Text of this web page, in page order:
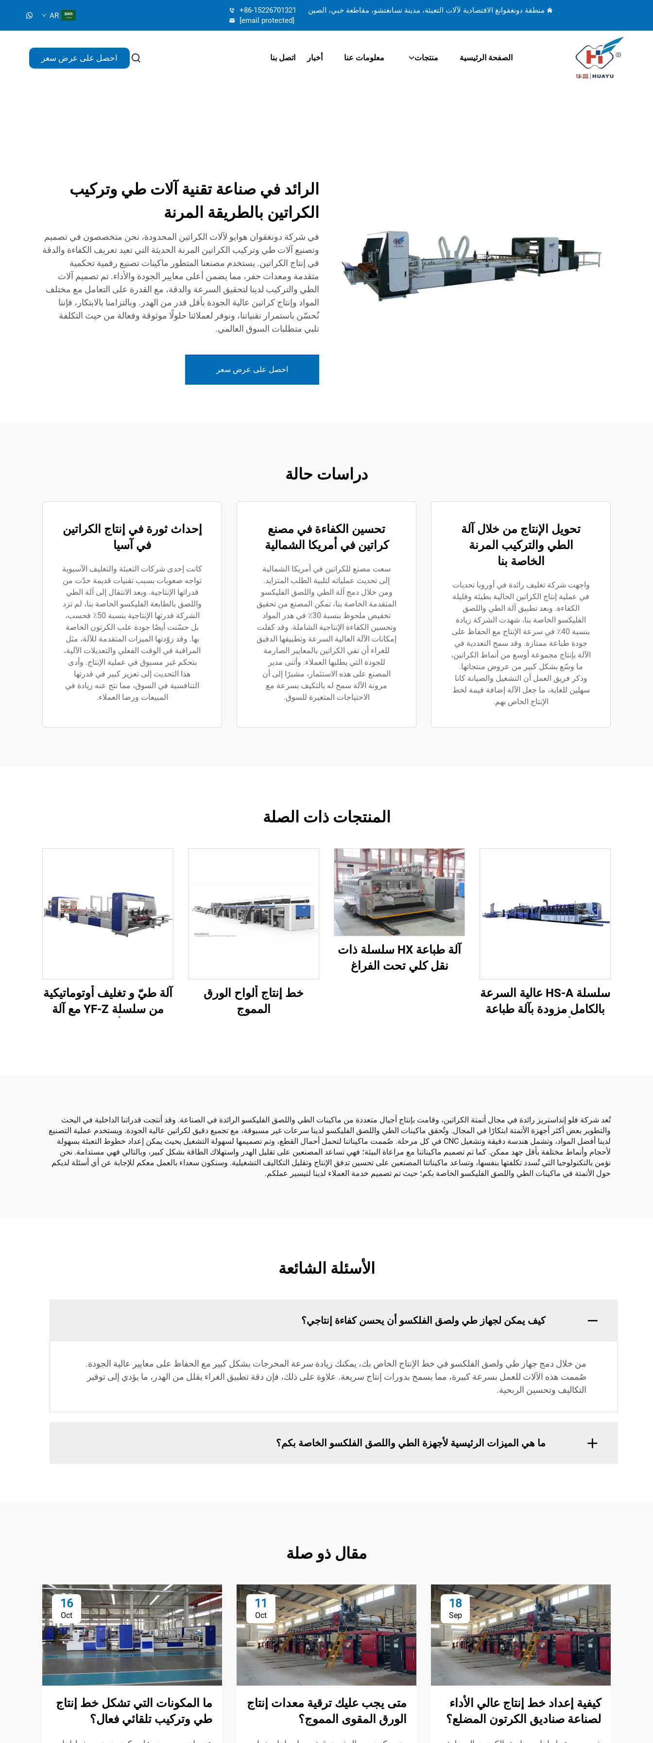
منطقة دونغقوانغ الاقتصادية لآلات التعبئة، مدينة تسانغتشو، مقاطعة خبي، الصين
+86-15226701321
[email protected]
AR
الصفحة الرئيسية منتجات معلومات عنا أخبار اتصل بنا احصل على عرض سعر
الرائد في صناعة تقنية آلات طي وتركيب
الكراتين بالطريقة المرنة
في شركة دونغقوان هوايو لآلات الكراتين المحدودة، نحن متخصصون في تصميم
وتصنيع آلات طي وتركيب الكراتين المرنة الحديثة التي تعيد تعريف الكفاءة والدقة
في إنتاج الكراتين. يستخدم مصنعنا المتطور ماكينات تصنيع رقمية تحكمية
متقدمة ومعدات حفر، مما يضمن أعلى معايير الجودة والأداء. تم تصميم آلات
الطي والتركيب لدينا لتحقيق السرعة والدقة، مع القدرة على التعامل مع مختلف
المواد وإنتاج كراتين عالية الجودة بأقل قدر من الهدر. وبالتزامنا بالابتكار، فإننا
نُحسّن باستمرار تقنياتنا، ونوفر لعملائنا حلولًا موثوقة وفعالة من حيث التكلفة
تلبي متطلبات السوق العالمي.
احصل على عرض سعر
دراسات حالة
تحويل الإنتاج من خلال آلة
الطي والتركيب المرنة
الخاصة بنا
واجهت شركة تغليف رائدة في أوروبا تحديات
في عملية إنتاج الكراتين الحالية بطيئة وقليلة
الكفاءة. وبعد تطبيق آلة الطي واللصق
الفليكسو الخاصة بنا، شهدت الشركة زيادة
بنسبة 40٪ في سرعة الإنتاج مع الحفاظ على
جودة طباعة ممتازة. وقد سمح التعددية في
الآلة بإنتاج مجموعة أوسع من أنماط الكراتين،
ما وسّع بشكل كبير من عروض منتجاتها.
وذكر فريق العمل أن التشغيل والصيانة كانا
سهلين للغاية، ما جعل الآلة إضافة قيمة لخط
الإنتاج الخاص بهم.
تحسين الكفاءة في مصنع
كراتين في أمريكا الشمالية
سعت مصنع للكراتين في أمريكا الشمالية
إلى تحديث عملياته لتلبية الطلب المتزايد.
ومن خلال دمج آلة الطي واللصق الفليكسو
المتقدمة الخاصة بنا، تمكن المصنع من تحقيق
تخفيض ملحوظ بنسبة 30٪ في هدر المواد
وتحسين الكفاءة الإنتاجية الشاملة. وقد كفلت
إمكانات الآلة العالية السرعة وتطبيقها الدقيق
للغراء أن تفي الكراتين بالمعايير الصارمة
للجودة التي يطلبها العملاء. وأثنى مدير
المصنع على هذه الاستثمار، مشيرًا إلى أن
مرونة الآلة سمح له بالتكيف بسرعة مع
الاحتياجات المتغيرة للسوق.
إحداث ثورة في إنتاج الكراتين
في آسيا
كانت إحدى شركات التعبئة والتغليف الآسيوية
تواجه صعوبات بسبب تقنيات قديمة حدّت من
قدراتها الإنتاجية. وبعد الانتقال إلى آلة الطي
واللصق بالطابعة الفليكسو الخاصة بنا، لم تزد
الشركة قدرتها الإنتاجية بنسبة 50٪ فحسب،
بل حسّنت أيضًا جودة علب الكرتون الخاصة
بها. وقد زوّدتها الميزات المتقدمة للآلة، مثل
المراقبة في الوقت الفعلي والتعديلات الآلية،
بتحكم غير مسبوق في عملية الإنتاج. وأدى
هذا التحديث إلى تعزيز كبير في قدرتها
التنافسية في السوق، مما نتج عنه زيادة في
المبيعات ورضا العملاء.
المنتجات ذات الصلة
سلسلة HS-A عالية السرعة
بالكامل مزودة بآلة طباعة
آلة طباعة HX سلسلة ذات
نقل كلي تحت الفراغ
خط إنتاج ألواح الورق
المموج
آلة طيّ و تغليف أوتوماتيكية
من سلسلة YF-Z مع آلة
تُعد شركة فلو إنداستريز رائدة في مجال أتمتة الكراتين، وقامت بإنتاج أجيال متعددة من ماكينات الطي واللصق الفليكسو الرائدة في الصناعة. وقد أنتجت قدراتنا الداخلية في البحث
والتطوير بعض أكثر أجهزة الأتمتة ابتكارًا في المجال. وتُحقق ماكينات الطي واللصق الفليكسو لدينا سرعات غير مسبوقة، مع تجميع دقيق لكراتين عالية الجودة. ويستخدم عملية التصنيع
لدينا أفضل المواد، وتشمل هندسة دقيقة وتشغيل CNC في كل مرحلة. صُممت ماكيناتنا لتحمل أحمال القطع، وتم تصميمها لسهولة التشغيل بحيث يمكن إعداد خطوط التعبئة بسهولة
لأحجام وأنماط مختلفة بأقل جهد ممكن. كما تم تصميم ماكيناتنا مع مراعاة البيئة؛ فهي تساعد المصنعين على تقليل الهدر واستهلاك الطاقة بشكل كبير، وبالتالي فهي مستدامة. نحن
نؤمن بالتكنولوجيا التي تُسدد تكلفتها بنفسها، وتساعد ماكيناتنا المصنعين على تحسين تدفق الإنتاج وتقليل التكاليف التشغيلية. وسنكون سعداء بالعمل معكم للإجابة عن أي أسئلة لديكم
حول الأتمتة في ماكينات الطي واللصق الفليكسو الخاصة بكم؛ حيث تم تصميم خدمة العملاء لدينا لتيسير عملكم.
الأسئلة الشائعة
كيف يمكن لجهاز طي ولصق الفلكسو أن يحسن كفاءة إنتاجي؟
من خلال دمج جهاز طي ولصق الفلكسو في خط الإنتاج الخاص بك، يمكنك زيادة سرعة المخرجات بشكل كبير مع الحفاظ على معايير عالية الجودة.
صُممت هذه الآلات للعمل بسرعة كبيرة، مما يسمح بدورات إنتاج سريعة. علاوة على ذلك، فإن دقة تطبيق الغراء يقلل من الهدر، ما يؤدي إلى توفير
التكاليف وتحسين الربحية.
ما هي الميزات الرئيسية لأجهزة الطي واللصق الفلكسو الخاصة بكم؟
مقال ذو صلة
18
Sep
كيفية إعداد خط إنتاج عالي الأداء
لصناعة صناديق الكرتون المضلع؟
11
Oct
متى يجب عليك ترقية معدات إنتاج
الورق المقوى المموج؟
16
Oct
ما المكونات التي تشكل خط إنتاج
طي وتركيب تلقائي فعال؟